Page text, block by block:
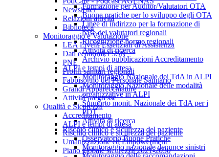
Newsletter
Relazioni attività
Biblioteca
Monitoraggio e Valutazione
LEA Livelli Essenziali di Assistenza
Dati economici SSN
PNE
Profili sanitari regionali
Fabbisogno del Personale Sanitario
Grandi Apparecchiature
Attività pregresse
Qualità e Sicurezza
Accreditamento
ALPI e tempi di attesa
Rischio clinico e sicurezza del paziente
Umanizzazione ed Empowerment
Piano globale sicurezza 2021-2030
Formazione per Auditor/Valutatori OTA
Buone pratiche per lo sviluppo degli OTA
Linee di indirizzo per la formazione di
base dei valutatori regionali
Ricognizione norme regionali
Attività di ricerca
Archivio pubblicazioni Accreditamento
ALPI e tempi di attesa
Monitoraggio Nazionale dei TdA in ALPI
Monitoraggio Nazionale delle modalità
organizzative in ALPI
Supporto monit. Nazionale dei TdA per i
PDT
Attività di ricerca
Rischio clinico e sicurezza del paziente
Osservatorio Buone Pratiche
Monitoraggio nazionale denunce sinistri